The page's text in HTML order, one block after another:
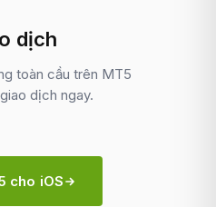
dịch
toàn cầu trên MT5
dịch ngay.
cho iOS